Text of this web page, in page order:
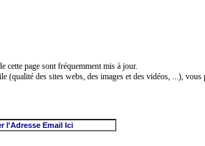
cette page sont fréquemment mis à jour.
(qualité des sites webs, des images et des vidéos, ...),